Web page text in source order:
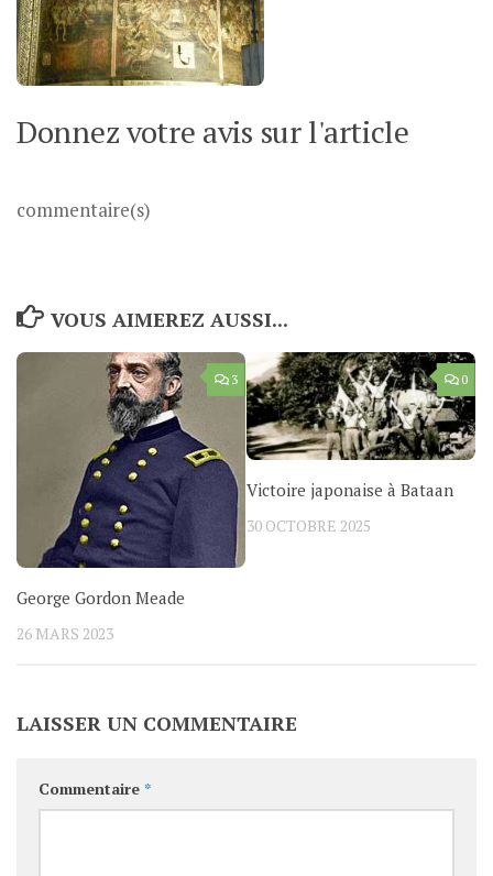
Donnez votre avis sur l'article
commentaire(s)
VOUS AIMEREZ AUSSI...
3
George Gordon Meade
26 MARS 2023
0
Victoire japonaise à Bataan
30 OCTOBRE 2025
LAISSER UN COMMENTAIRE
Commentaire *